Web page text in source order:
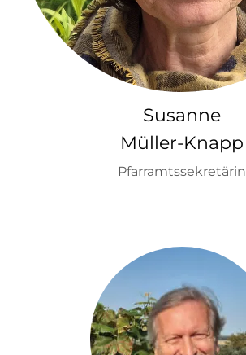
Susanne
Müller-Knapp
Pfarramtssekretärin